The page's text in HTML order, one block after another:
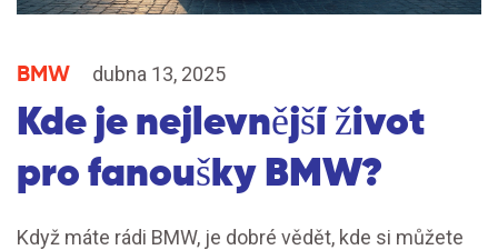
BMW dubna 13, 2025
Kde je nejlevnější život
pro fanoušky BMW?
Když máte rádi BMW, je dobré vědět, kde si můžete